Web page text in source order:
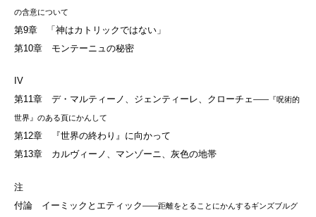
の含意について
第9章 「神はカトリックではない」
第10章 モンテーニュの秘密
IV
第11章 デ・マルティーノ、ジェンティーレ、クローチェ――『呪術的
世界』のある頁にかんして
第12章 『世界の終わり』に向かって
第13章 カルヴィーノ、マンゾーニ、灰色の地帯
注
付論 イーミックとエティック――距離をとることにかんするギンズブルグ